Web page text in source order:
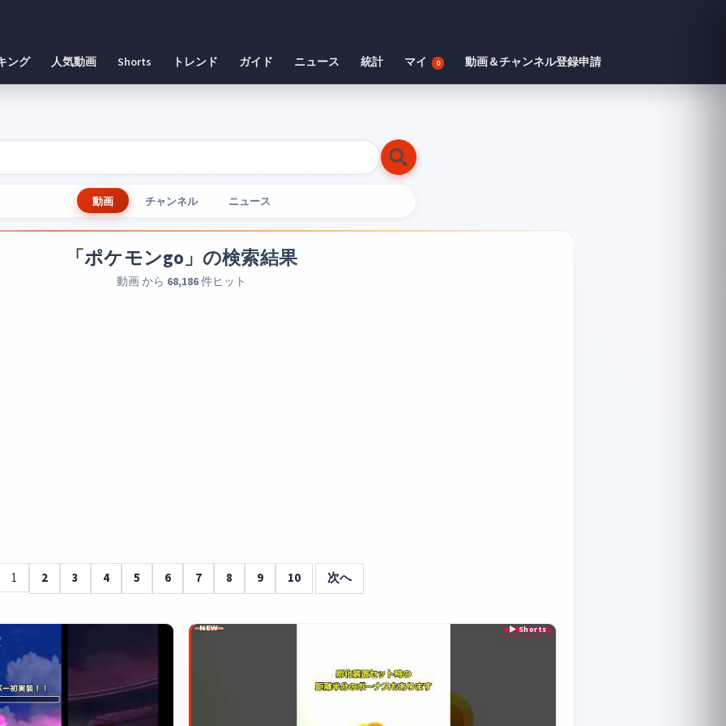
ング 人気動画 Shorts トレンド ガイド ニュース 統計 マイ 0 動画＆チャンネル登録申請
動画 チャンネル ニュース
「ポケモンgo」 の検索結果
動画 から 68,186件ヒット
1 2 3 4 5 6 7 8 9 10 次へ
NEW